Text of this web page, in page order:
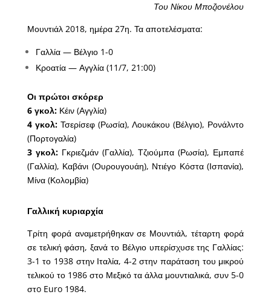
Του Νίκου Μποζιονέλου
Μουντιάλ 2018, ημέρα 27η. Τα αποτελέσματα:
Γαλλία — Βέλγιο 1-0
Κροατία — Αγγλία (11/7, 21:00)
Οι πρώτοι σκόρερ
6 γκολ:Κέιν (Αγγλία)
4 γκολ:Τσερίσεφ (Ρωσία), Λουκάκου (Βέλγιο), Ρονάλντο
(Πορτογαλία)
3 γκολ:Γκριεζμάν (Γαλλία), Τζιούμπα (Ρωσία), Εμπαπέ
(Γαλλία), Καβάνι (Ουρουγουάη), Ντιέγο Κόστα (Ισπανία),
Μίνα (Κολομβία)
Γαλλική κυριαρχία
Τρίτη φορά αναμετρήθηκαν σε Μουντιάλ, τέταρτη φορά
σε τελική φάση, ξανά το Βέλγιο υπερίσχυσε της Γαλλίας:
3-1 το 1938 στην Ιταλία, 4-2 στην παράταση του μικρού
τελικού το 1986 στο Μεξικό τα άλλα μουντιαλικά, συν 5-0
στo Euro 1984.